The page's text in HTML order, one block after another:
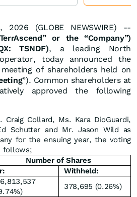
2026 (GLOBE NEWSWIRE) --
or the “Company”)
TSNDF), a leading North
today announced the
of shareholders held on
”). Common shareholders at
approved the following
Collard, Ms. Kara DioGuardi,
Schutter and Mr. Jason Wild as
for the ensuing year, the voting
follows;
Number of Shares
Withheld:
378,695 (0.26%)